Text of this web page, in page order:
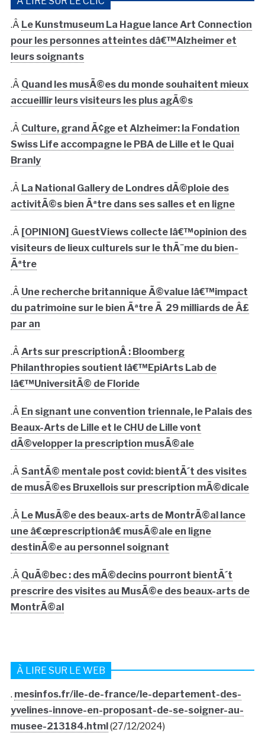
.Â Le Kunstmuseum La Hague lance Art Connection
pour les personnes atteintes dâ€™Alzheimer et
leurs soignants
.Â Quand les musÃ©es du monde souhaitent mieux
accueillir leurs visiteurs les plus agÃ©s
.Â Culture, grand Ã¢ge et Alzheimer: la Fondation
Swiss Life accompagne le PBA de Lille et le Quai
Branly
.Â La National Gallery de Londres dÃ©ploie des
activitÃ©s bien Ãªtre dans ses salles et en ligne
.Â [OPINION] GuestViews collecte lâ€™opinion des
visiteurs de lieux culturels sur le thÃ¨me du bien-
Ãªtre
.Â Une recherche britannique Ã©value lâ€™impact
du patrimoine sur le bien Ãªtre Ã 29 milliards de Â£
par an
.Â Arts sur prescriptionÂ : Bloomberg
Philanthropies soutient lâ€™EpiArts Lab de
lâ€™UniversitÃ© de Floride
.Â En signant une convention triennale, le Palais des
Beaux-Arts de Lille et le CHU de Lille vont
dÃ©velopper la prescription musÃ©ale
.Â SantÃ© mentale post covid: bientÃ´t des visites
de musÃ©es Bruxellois sur prescription mÃ©dicale
.Â Le MusÃ©e des beaux-arts de MontrÃ©al lance
une â€œprescriptionâ€ musÃ©ale en ligne
destinÃ©e au personnel soignant
.Â QuÃ©bec : des mÃ©decins pourront bientÃ´t
prescrire des visites au MusÃ©e des beaux-arts de
MontrÃ©al
À LIRE SUR LE WEB
. mesinfos.fr/ile-de-france/le-departement-des-
yvelines-innove-en-proposant-de-se-soigner-au-
musee-213184.html (27/12/2024)